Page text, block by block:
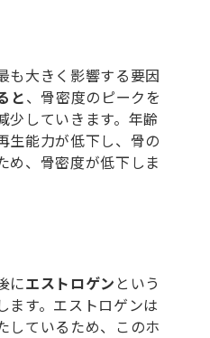
も大きく影響する要因
と、骨密度のピークを
少していきます。年齢
生能力が低下し、骨の
め、骨密度が低下しま
にエストロゲン という
ます。エストロゲンは
しているため、このホ